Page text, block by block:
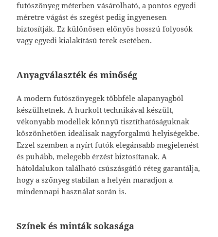
futószőnyeg méterben vásárolható, a pontos egyedi
méretre vágást és szegést pedig ingyenesen
biztosítják. Ez különösen előnyös hosszú folyosók
vagy egyedi kialakítású terek esetében.
Anyagválaszték és minőség
A modern futószőnyegek többféle alapanyagból
készülhetnek. A hurkolt technikával készült,
vékonyabb modellek könnyű tisztíthatóságuknak
köszönhetően ideálisak nagyforgalmú helyiségekbe.
Ezzel szemben a nyírt futók elegánsabb megjelenést
és puhább, melegebb érzést biztosítanak. A
hátoldalukon található csúszásgátló réteg garantálja,
hogy a szőnyeg stabilan a helyén maradjon a
mindennapi használat során is.
Színek és minták sokasága